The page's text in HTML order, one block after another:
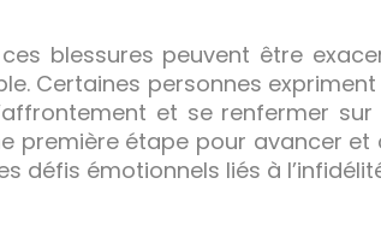
blessures peuvent être
Certaines personnes
et se renfermer
première étape pour avancer
défis émotionnels liés à